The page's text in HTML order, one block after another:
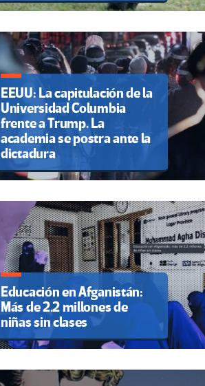
EEUU: La capitulación de la
Universidad Columbia
frente a Trump. La
academia se postra ante la
dictadura
Educación en Afganistán:
Más de 2.2 millones de
niñas sin clases